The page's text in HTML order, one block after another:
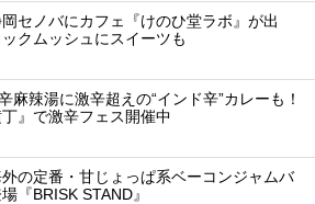
セノバにカフェ『けのひ堂ラボ』が出
クムッシュにスイーツも
麻辣湯に激辛超えの“インド辛”カレーも！
丁』で激辛フェス開催中
の定番・甘じょっぱ系ベーコンジャムバ
『BRISK STAND』